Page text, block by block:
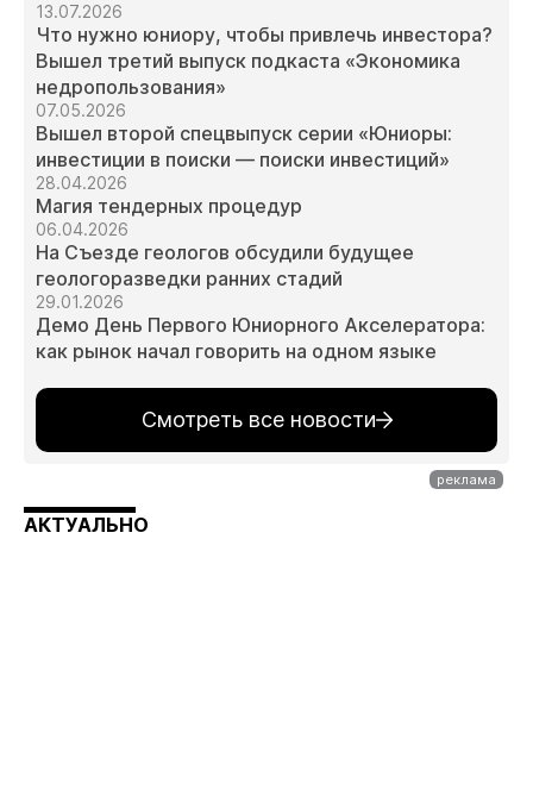
13.07.2026
Что нужно юниору, чтобы привлечь инвестора?
Вышел третий выпуск подкаста «Экономика
недропользования»
07.05.2026
Вышел второй спецвыпуск серии «Юниоры:
инвестиции в поиски — поиски инвестиций»
28.04.2026
Магия тендерных процедур
06.04.2026
На Съезде геологов обсудили будущее
геологоразведки ранних стадий
29.01.2026
Демо День Первого Юниорного Акселератора:
как рынок начал говорить на одном языке
Смотреть все новости
АКТУАЛЬНО